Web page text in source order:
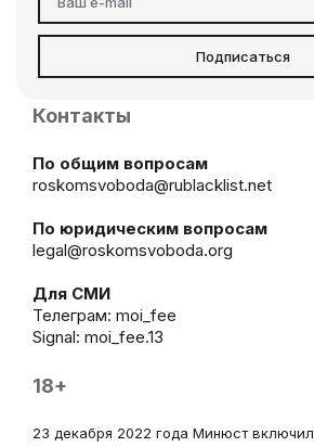
Подписаться
Контакты
По общим вопросам
roskomsvoboda@rublacklist.net
По юридическим вопросам
legal@roskomsvoboda.org
Для СМИ
Телеграм: moi_fee
Signal: moi_fee.13
18+
23 декабря 2022 года Минюст включил